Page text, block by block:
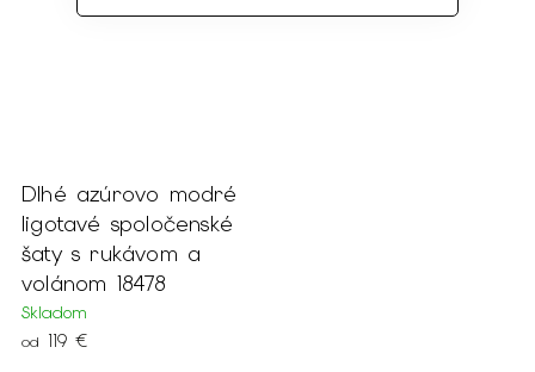
Dlhé azúrovo modré
ligotavé spoločenské
šaty s rukávom a
volánom 18478
Skladom
od 119 €